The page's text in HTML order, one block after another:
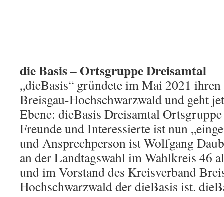
die Basis – Ortsgruppe Dreisamtal
„dieBasis“ gründete im Mai 2021
Breisgau-Hochschwarzwald und geht
Ebene: dieBasis Dreisamtal
Freunde und Interessierte ist nun
und Ansprechperson ist Wolfgang
an der Landtagswahl im Wahlkreis 46
und im Vorstand des Kreisverband
Hochschwarzwald der dieBasis ist.